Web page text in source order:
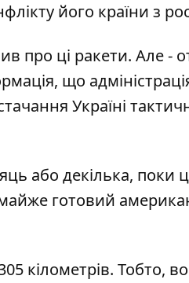
його країни з
про ці ракети. Але -
що
Україні
або декілька, поки
готовий
кілометрів. Тобто,